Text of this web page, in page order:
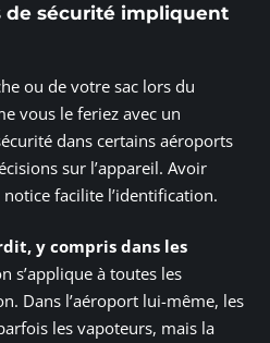
de sécurité impliquent
ou de votre sac lors du
vous le feriez avec un
dans certains aéroports
sur l’appareil. Avoir
notice facilite l’identification.
y compris dans les
s’applique à toutes les
Dans l’aéroport lui-même, les
les vapoteurs, mais la